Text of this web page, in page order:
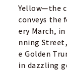
Yellow—the
conveys the
ery March,
nning
e Golden
in dazzling